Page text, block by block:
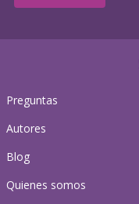
Preguntas
Autores
Blog
Quienes somos